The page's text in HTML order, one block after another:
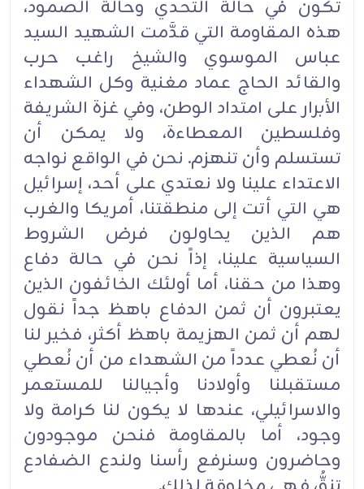
تكون في حالة التحدي وحالة الصمود،
هذه المقاومة التي قدَّمت الشهيد السيد
عباس الموسوي والشيخ راغب حرب
والقائد الحاج عماد مغنية وكل الشهداء
الأبرار على امتداد الوطن، وفي غزة الشريفة
وفلسطين المعطاءة، ولا يمكن أن
تستسلم وأن تنهزم. نحن في الواقع نواجه
الاعتداء علينا ولا نعتدي على أحد، إسرائيل
هي التي أتت إلى منطقتنا، أمريكا والغرب
هم الذين يحاولون فرض الشروط
السياسية علينا، إذاً نحن في حالة دفاع
وهذا من حقنا، أما أولئك الخائفون الذين
يعتبرون أن ثمن الدفاع باهظ جداً نقول
لهم أن ثمن الهزيمة باهظ أكثر، فخير لنا
أن نُعطي عدداً من الشهداء من أن نُعطي
مستقبلنا وأولادنا وأجيالنا للمستعمر
والاسرائيلي، عندها لا يكون لنا كرامة ولا
وجود، أما بالمقاومة فنحن موجودون
وحاضرون وسنرفع رأسنا ولندع الضفادع